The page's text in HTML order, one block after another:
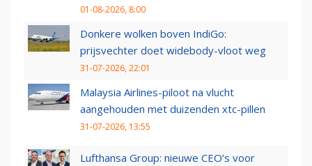
01-08-2026, 8:00
Donkere wolken boven IndiGo:
prijsvechter doet widebody-vloot weg
31-07-2026, 22:01
Malaysia Airlines-piloot na vlucht
aangehouden met duizenden xtc-pillen
31-07-2026, 13:55
Lufthansa Group: nieuwe CEO’s voor